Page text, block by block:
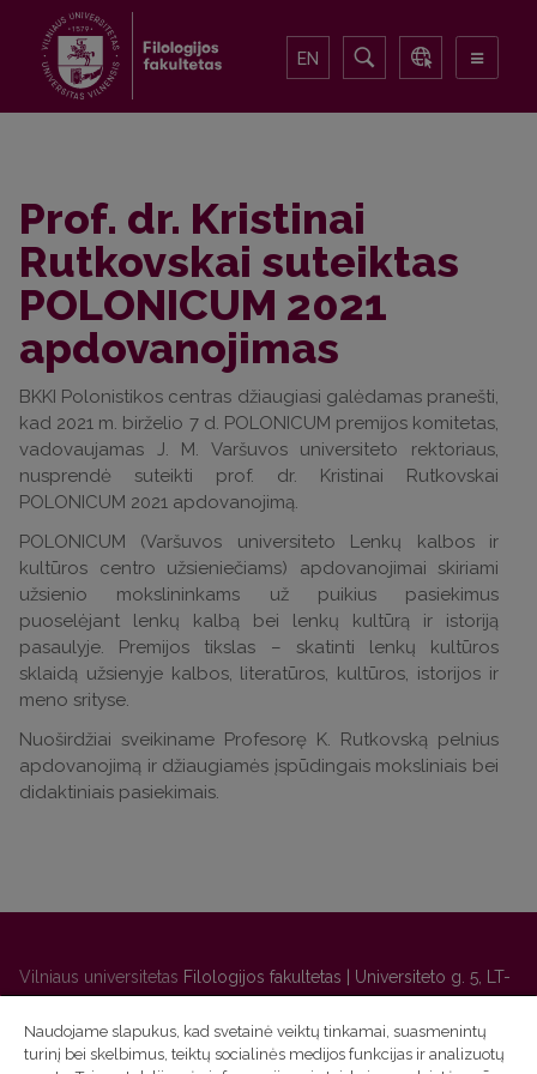
EN
Prof. dr. Kristinai
Rutkovskai suteiktas
POLONICUM 2021
apdovanojimas
BKKI Polonistikos centras džiaugiasi galėdamas pranešti,
kad 2021 m. birželio 7 d. POLONICUM premijos komitetas,
vadovaujamas J. M. Varšuvos universiteto rektoriaus,
nusprendė suteikti prof. dr. Kristinai Rutkovskai
POLONICUM 2021 apdovanojimą.
POLONICUM (Varšuvos universiteto Lenkų kalbos ir
kultūros centro užsieniečiams) apdovanojimai skiriami
užsienio mokslininkams už puikius pasiekimus
puoselėjant lenkų kalbą bei lenkų kultūrą ir istoriją
pasaulyje. Premijos tikslas – skatinti lenkų kultūros
sklaidą užsienyje kalbos, literatūros, kultūros, istorijos ir
meno srityse.
Nuoširdžiai sveikiname Profesorę K. Rutkovską pelnius
apdovanojimą ir džiaugiamės įspūdingais moksliniais bei
didaktiniais pasiekimais.
Vilniaus universitetas Filologijos fakultetas | Universiteto g. 5, LT-
01131 Vilnius
Studijų skyriaus(studijų ir tvarkaraščio klausimai) tel. (0 5) 268
7208 | El. paštasstudijos@flf.vu.lt
Naudojame slapukus, kad svetainė veiktų tinkamai, suasmenintų
turinį bei skelbimus, teiktų socialinės medijos funkcijas ir analizuotų